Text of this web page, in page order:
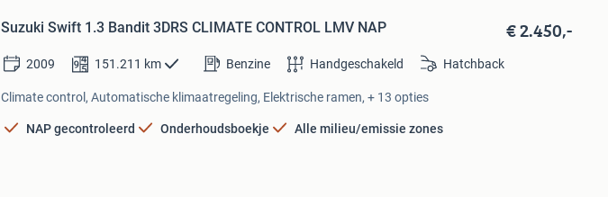
Suzuki Swift 1.3 Bandit 3DRS CLIMATE CONTROL LMV NAP € 2.450,-
2009 151.211 km Benzine Handgeschakeld Hatchback
Climate control, Automatische klimaatregeling, Elektrische ramen, + 13 opties
NAP gecontroleerd Onderhoudsboekje Alle milieu/emissie zones